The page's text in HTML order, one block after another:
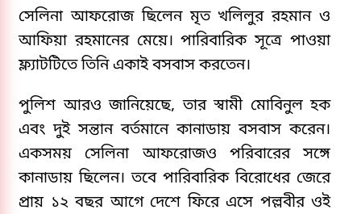
সেলিনা আফরোজ ছিলেন মৃত খলিলুর রহমান ও
আফিয়া রহমানের মেয়ে। পারিবারিক সূত্রে পাওয়া
ফ্ল্যাটটিতে তিনি একাই বসবাস করতেন।
পুলিশ আরও জানিয়েছে, তার স্বামী মোবিনুল হক
এবং দুই সন্তান বর্তমানে কানাডায় বসবাস করেন।
একসময় সেলিনা আফরোজও পরিবারের সঙ্গে
কানাডায় ছিলেন। তবে পারিবারিক বিরোধের জেরে
প্রায় ১২ বছর আগে দেশে ফিরে এসে পল্লবীর ওই